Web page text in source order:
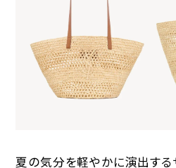
夏の気分を軽やかに演出する